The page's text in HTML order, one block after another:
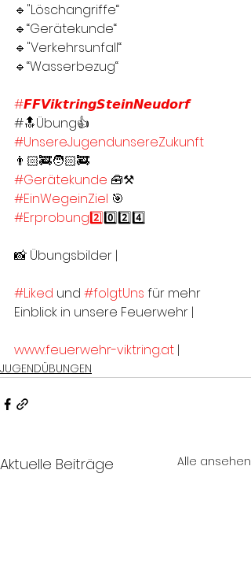
🔹"Löschangriffe“
🔹“Gerätekunde“
🔹"Verkehrsunfall“
🔹“Wasserbezug“
#𝙁𝙁𝙑𝙞𝙠𝙩𝙧𝙞𝙣𝙜𝙎𝙩𝙚𝙞𝙣𝙉𝙚𝙪𝙙𝙤𝙧𝙛
#🔝Übung👍
#UnsereJugendunsereZukunft
👨🏻‍🚒🧑🏻‍🚒
#Gerätekunde 🧰⚒
#EinWegeinZiel 🎯
#Erprobung2️⃣0️⃣2️⃣4️⃣
📸 Übungsbilder |
#Liked und #folgtUns für mehr
Einblick in unsere Feuerwehr |
www.feuerwehr-viktring.at |
JUGENDÜBUNGEN
Aktuelle Beiträge Alle ansehen